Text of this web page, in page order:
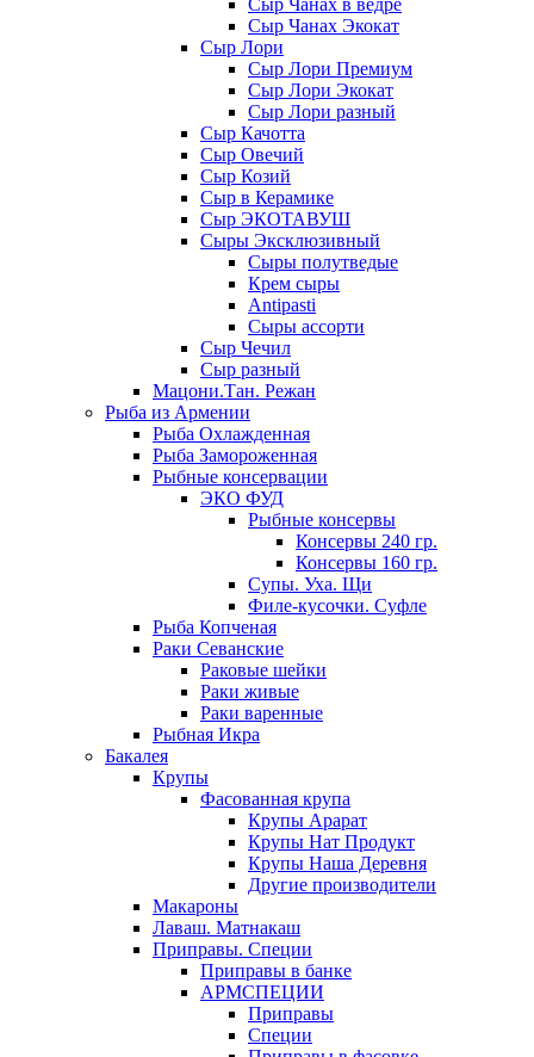
Сыр Чанах в ведре
Сыр Чанах Экокат
Сыр Лори
Сыр Лори Премиум
Сыр Лори Экокат
Сыр Лори разный
Сыр Качотта
Сыр Овечий
Сыр Козий
Сыр в Керамике
Сыр ЭКОТАВУШ
Сыры Эксклюзивный
Сыры полутведые
Крем сыры
Antipasti
Сыры ассорти
Сыр Чечил
Сыр разный
Мацони.Тан. Режан
Рыба из Армении
Рыба Охлажденная
Рыба Замороженная
Рыбные консервации
ЭКО ФУД
Рыбные консервы
Консервы 240 гр.
Консервы 160 гр.
Супы. Уха. Щи
Филе-кусочки. Суфле
Рыба Копченая
Раки Севанские
Раковые шейки
Раки живые
Раки варенные
Рыбная Икра
Бакалея
Крупы
Фасованная крупа
Крупы Арарат
Крупы Нат Продукт
Крупы Наша Деревня
Другие производители
Макароны
Лаваш. Матнакаш
Приправы. Специи
Приправы в банке
АРМСПЕЦИИ
Приправы
Специи